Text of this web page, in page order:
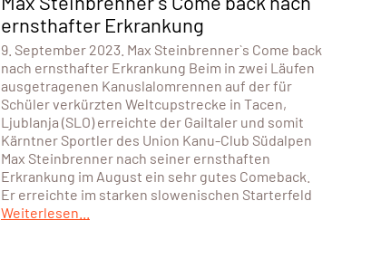
ernsthafter Erkrankung
9. September 2023. Max Steinbrenner`s Come back
nach ernsthafter Erkrankung Beim in zwei Läufen
ausgetragenen Kanuslalomrennen auf der für
Schüler verkürzten Weltcupstrecke in Tacen,
Ljublanja (SLO) erreichte der Gailtaler und somit
Kärntner Sportler des Union Kanu-Club Südalpen
Max Steinbrenner nach seiner ernsthaften
Erkrankung im August ein sehr gutes Comeback.
Er erreichte im starken slowenischen Starterfeld
Weiterlesen...